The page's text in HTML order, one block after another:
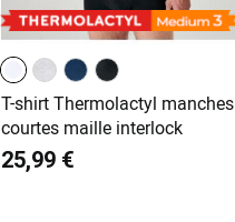
T-shirt Thermolactyl manches
courtes maille interlock
25,99 €